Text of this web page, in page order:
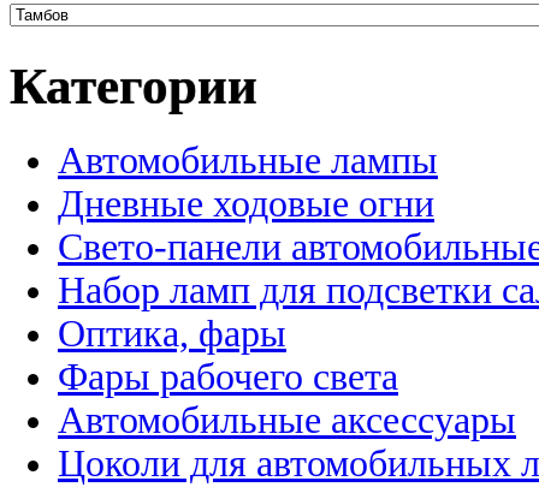
Категории
Автомобильные лампы
Дневные ходовые огни
Свето-панели
Набор ламп для подсветки
Оптика, фары
Фары рабочего света
Автомобильные аксессуары
Цоколи для автомобильных